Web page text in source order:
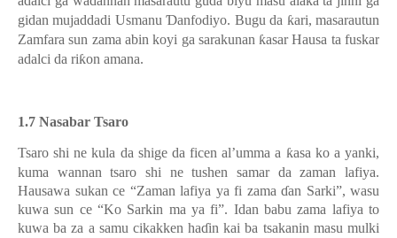
gidan mujaddadi UsmanuƊanfodiyo. Bugu da ƙari, masarautun
Zamfara sun zama abin koyi ga sarakunan ƙasar Hausa ta fuskar
adalci da riƙon amana.
1.7 Nasabar Tsaro
Tsaro shi ne kula da shige da ficen al’umma a ƙasa ko a yanki,
kuma wannan tsaro shi ne tushen samar da zaman lafiya.
Hausawa sukan ce “Zaman lafiya ya fi zama ɗan Sarki”, wasu
kuwa sun ce “Ko Sarkin ma ya fi”. Idan babu zama lafiya to
kuwa ba za a samu cikakken haɗin kai ba tsakanin masu mulki